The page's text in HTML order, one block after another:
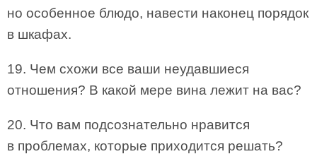
но особенное блюдо, навести наконец порядок
в шкафах.
19. Чем схожи все ваши неудавшиеся
отношения? В какой мере вина лежит на вас?
20. Что вам подсознательно нравится
в проблемах, которые приходится решать?